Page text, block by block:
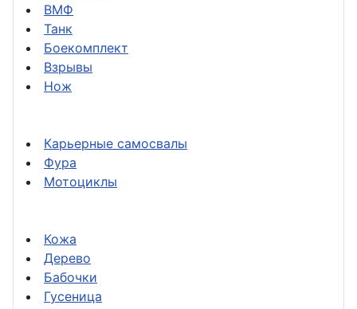
ВМФ
Танк
Боекомплект
Взрывы
Нож
Карьерные самосвалы
Фура
Мотоциклы
Кожа
Дерево
Бабочки
Гусеница